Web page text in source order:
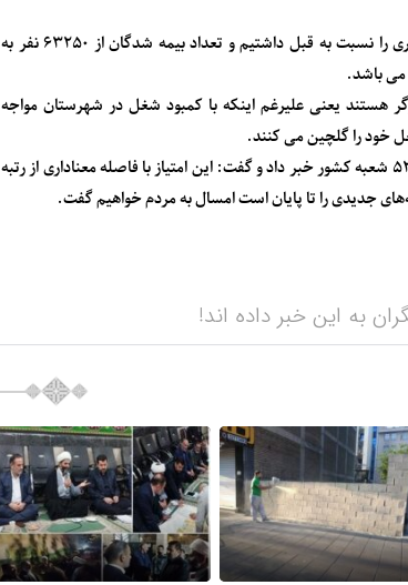
وی در ادامه بیان داشت: در دو سال اخیر و در دولت سیزدهم رشد چشمگیری را نسبت به قبل داشتیم و تعداد بیمه شدگان از ۶۳۲۵۰ نفر به
هستند یعنی علیرغم اینکه با کمبود شغل در شهرستان مواجه
خود را گلچین می کنند.
دکترالبرزی در پایان از کسب رتبه اول بیمه تامین اجتماعی شهرستان در بین ۵۲۰ شعبه کشور خبر داد و گفت: این امتیاز با فاصله معناداری از رتبه
جدیدی را تا پایان است امسال به مردم خواهیم گفت.
به این خبر داده اند!